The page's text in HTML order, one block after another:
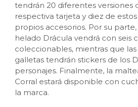
tendrán 20 diferentes versiones
respectiva tarjeta y diez de
propios accesorios. Por su
helado Drácula vendrá con seis
coleccionables, mientras que
galletas tendrán stickers de los
personajes. Finalmente, la
Corral estará disponible con
la marca.